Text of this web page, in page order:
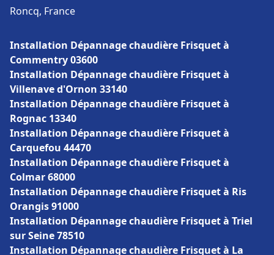
Roncq, France
Installation Dépannage chaudière Frisquet à
Commentry 03600
Installation Dépannage chaudière Frisquet à
Villenave d'Ornon 33140
Installation Dépannage chaudière Frisquet à
Rognac 13340
Installation Dépannage chaudière Frisquet à
Carquefou 44470
Installation Dépannage chaudière Frisquet à
Colmar 68000
Installation Dépannage chaudière Frisquet à Ris
Orangis 91000
Installation Dépannage chaudière Frisquet à Triel
sur Seine 78510
Installation Dépannage chaudière Frisquet à La